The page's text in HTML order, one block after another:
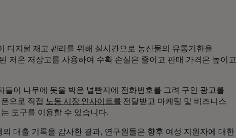
디지털 재고 관리를 위해 실시간으로 농산물의 유통기한을
저온 저장고를 사용하여 수확 손실은 줄이고 판매 가격은 높이고
들이 나무에 못을 박은 널빤지에 전화번호를 그려 구인 광고를
으로 직접 노동 시장 인사이트를 전달받고 마케팅 및 비즈니스
도구를 이용할 수 있습니다.
대출 기록을 감사한 결과, 연구원들은 향후 여성 지원자에 대한